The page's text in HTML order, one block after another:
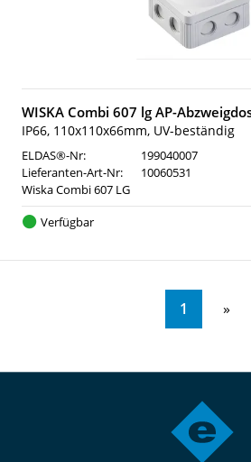
WISKA Combi 607 lg AP-
IP66, 110x110x66mm, UV-beständig
ELDAS®-Nr:
199040007
Lieferanten-Art-Nr:
10060531
Wiska Combi 607 LG
Verfügbar
1